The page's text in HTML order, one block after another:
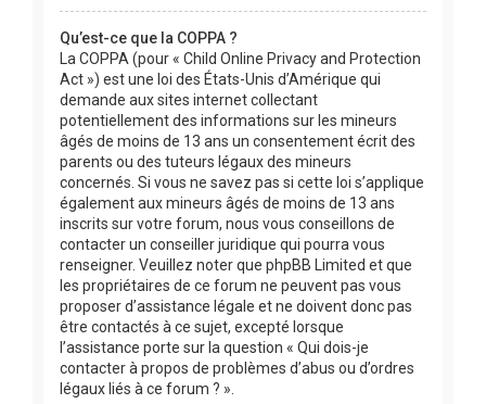
Qu’est-ce que la COPPA ?
La COPPA (pour « Child Online Privacy and Protection
Act ») est une loi des États-Unis d’Amérique qui
demande aux sites internet collectant
potentiellement des informations sur les mineurs
âgés de moins de 13 ans un consentement écrit des
parents ou des tuteurs légaux des mineurs
concernés. Si vous ne savez pas si cette loi s’applique
également aux mineurs âgés de moins de 13 ans
inscrits sur votre forum, nous vous conseillons de
contacter un conseiller juridique qui pourra vous
renseigner. Veuillez noter que phpBB Limited et que
les propriétaires de ce forum ne peuvent pas vous
proposer d’assistance légale et ne doivent donc pas
être contactés à ce sujet, excepté lorsque
l’assistance porte sur la question « Qui dois-je
contacter à propos de problèmes d’abus ou d’ordres
légaux liés à ce forum ? ».